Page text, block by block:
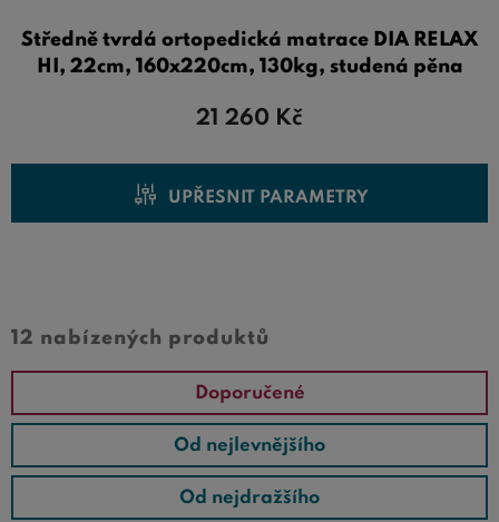
Středně tvrdá ortopedická matrace DIA RELAX
HI, 22cm, 160x220cm, 130kg, studená pěna
21 260 Kč
UPŘESNIT PARAMETRY
12 nabízených produktů
Doporučené
Od nejlevnějšího
Od nejdražšího